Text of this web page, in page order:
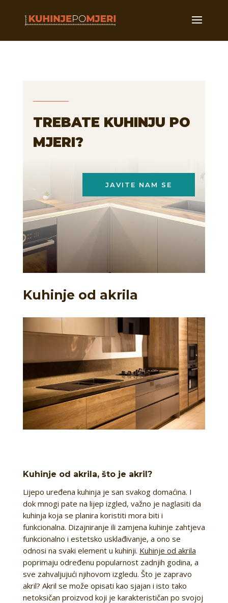
TREBATE KUHINJU PO
MJERI?
JAVITE NAM SE
Kuhinje od akrila
Kuhinje od akrila, što je akril?
Lijepo uređena kuhinja je san svakog domaćina. I
dok mnogi pate na lijep izgled, važno je naglasiti da
kuhinja koja se planira koristiti mora biti i
funkcionalna. Dizajniranje ili zamjena kuhinje zahtjeva
funkcionalno i estetsko usklađivanje, a ono se
odnosi na svaki element u kuhinji. Kuhinje od akrila
poprimaju određenu popularnost zadnjih godina, a
sve zahvaljujući njihovom izgledu. Što je zapravo
akril? Akril se može opisati kao sjajan i isto tako
netoksičan proizvod koji je karakterističan po svojoj